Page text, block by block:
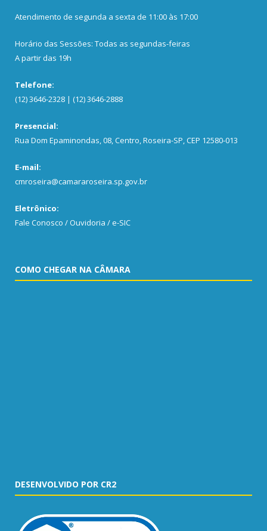
Atendimento de segunda a sexta de 11:00 às 17:00
Horário das Sessões: Todas as segundas-feiras
A partir das 19h
Telefone:
(12) 3646-2328 | (12) 3646-2888
Presencial:
Rua Dom Epaminondas, 08, Centro, Roseira-SP, CEP 12580-013
E-mail:
cmroseira@camararoseira.sp.gov.br
Eletrônico:
Fale Conosco / Ouvidoria / e-SIC
COMO CHEGAR NA CÂMARA
DESENVOLVIDO POR CR2